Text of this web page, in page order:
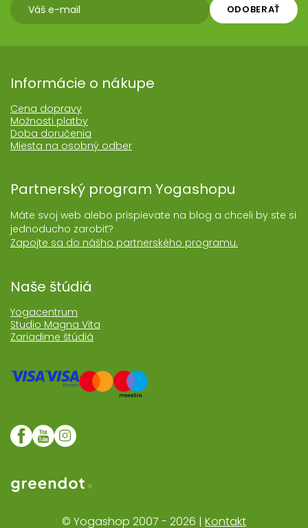
ODOBERAŤ
Informácie o nákupe
Cena dopravy
Možnosti platby
Doba doručenia
Miesta na osobný odber
Partnerský program Yogashopu
Máte svoj web alebo prispievate na blog a chceli by ste si
jednoducho zarobiť?
Zapojte sa do nášho partnerského programu.
Naše štúdiá
Yogacentrum
Studio Magna Vita
Zariadime štúdiá
Web realizoval Greendot
© Yogashop 2007 - 2026 | Kontakt